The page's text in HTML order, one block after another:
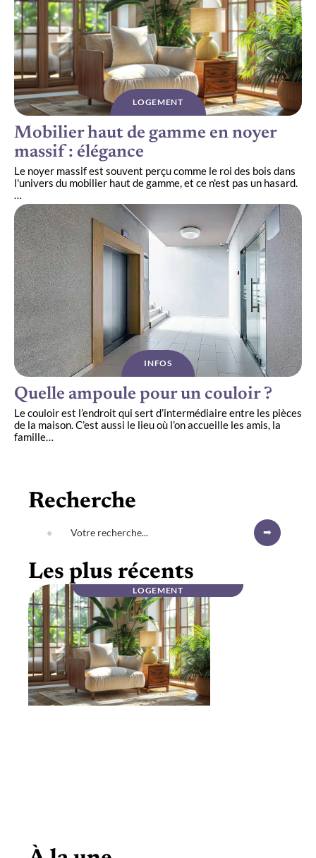
LOGEMENT
Mobilier haut de gamme en noyer
massif : élégance
Le noyer massif est souvent perçu comme le roi des bois dans
l'univers du mobilier haut de gamme, et ce n'est pas un hasard.
…
INFOS
Quelle ampoule pour un couloir ?
Le couloir est l’endroit qui sert d’intermédiaire entre les pièces
de la maison. C’est aussi le lieu où l’on accueille les amis, la
famille…
Recherche
Les plus récents
LOGEMENT